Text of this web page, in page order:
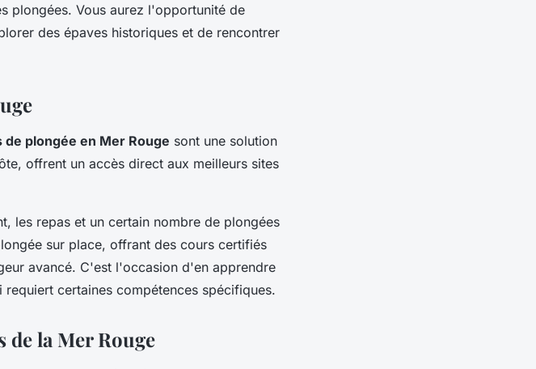
plongées. Vous aurez l'opportunité de
des épaves historiques et de rencontrer
de plongée en Mer Rouge sont une solution
offrent un accès direct aux meilleurs sites
les repas et un certain nombre de plongées
sur place, offrant des cours certifiés
avancé. C'est l'occasion d'en apprendre
requiert certaines compétences spécifiques.
de la Mer Rouge